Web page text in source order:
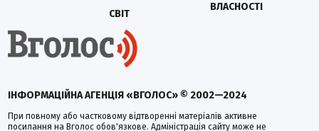
ІНФОРМАЦІЙНА АГЕНЦІЯ «ВГОЛОС» © 2002—2024
При повному або частковому відтворенні матеріалів активне
посилання на Вголос обов'язкове. Адміністрація сайту може не
СВІТ
ВЛАСНОСТІ